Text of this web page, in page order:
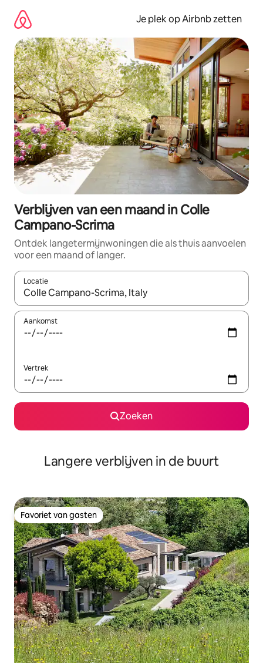
direct
naar
inhoud
Je plek op Airbnb zetten
Verblijven van een maand in Colle
Campano-Scrima
Ontdek langetermijnwoningen die als thuis aanvoelen
voor een maand of langer.
Locatie
Wanneer er resultaten beschikbaar zijn, maak je een keuze
Aankomst
Vertrek
Zoeken
Langere verblijven in de buurt
Favoriet van gasten
Favoriet van gasten